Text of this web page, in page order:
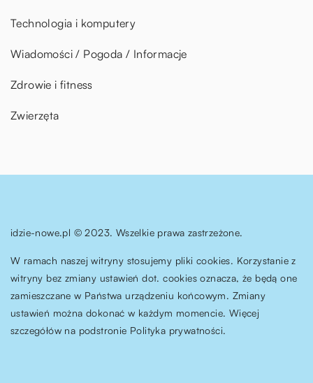
Technologia i komputery
Wiadomości / Pogoda / Informacje
Zdrowie i fitness
Zwierzęta
idzie-nowe.pl © 2023. Wszelkie prawa zastrzeżone.
W ramach naszej witryny stosujemy pliki cookies. Korzystanie z
witryny bez zmiany ustawień dot. cookies oznacza, że będą one
zamieszczane w Państwa urządzeniu końcowym. Zmiany
ustawień można dokonać w każdym momencie. Więcej
szczegółów na podstronie Polityka prywatności.